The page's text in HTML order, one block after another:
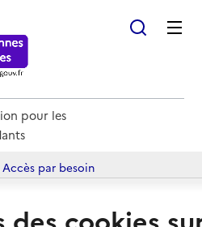
pour les
Accès par besoin
Côtes-d'Armor (22)